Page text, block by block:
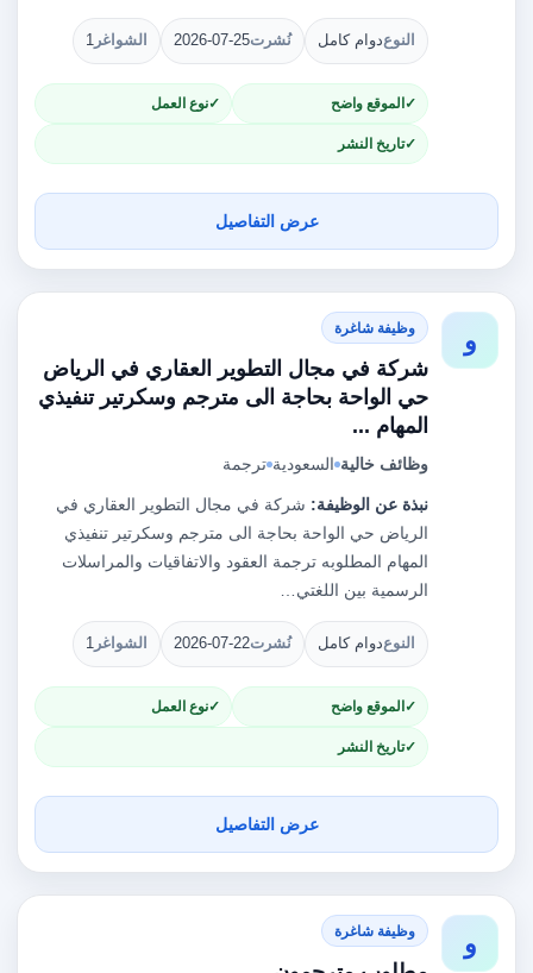
النوعدوام كامل نُشرت2026-07-25 الشواغر 1
الموقع واضح نوع العمل
تاريخ النشر
عرض التفاصيل
و وظيفة شاغرة
شركة في مجال التطوير العقاري في الرياض
حي الواحة بحاجة الى مترجم وسكرتير تنفيذي
المهام ...
وظائف خالية السعودية ترجمة
نبذة عن الوظيفة: شركة في مجال التطوير العقاري في
الرياض حي الواحة بحاجة الى مترجم وسكرتير تنفيذي
المهام المطلوبه ترجمة العقود والاتفاقيات والمراسلات
الرسمية بين اللغتي…
النوعدوام كامل نُشرت2026-07-22 الشواغر 1
الموقع واضح نوع العمل
تاريخ النشر
عرض التفاصيل
و وظيفة شاغرة